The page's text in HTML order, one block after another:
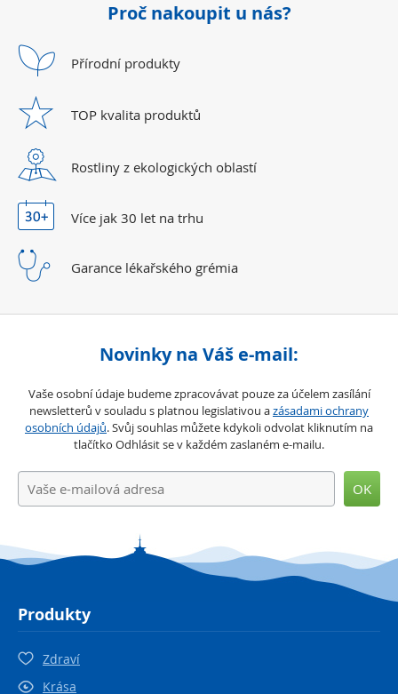
Proč nakoupit u nás?
Přírodní produkty
TOP kvalita produktů
Rostliny z ekologických oblastí
Více jak 30 let na trhu
Garance lékařského grémia
Novinky na Váš e-mail:
Vaše osobní údaje budeme zpracovávat pouze za účelem zasílání
newsletterů v souladu s platnou legislativou azásadami ochrany
osobních údajů. Svůj souhlas můžete kdykoli odvolat kliknutím na
tlačítko Odhlásit se v každém zaslaném e-mailu.
OK
Produkty
Zdraví
Krása